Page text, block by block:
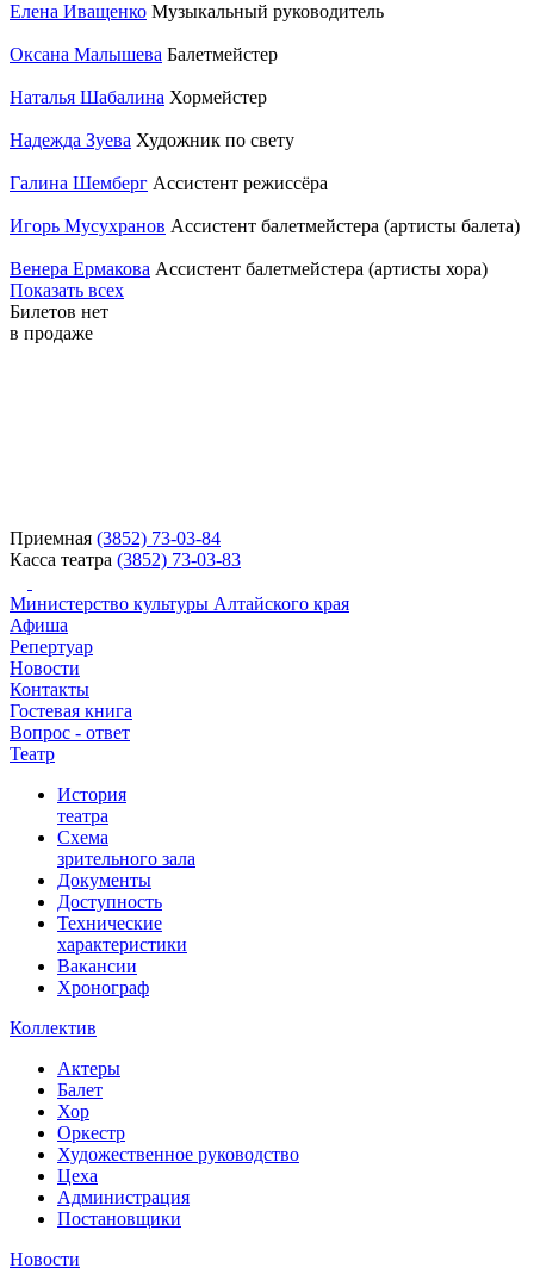
Елена Иващенко Музыкальный руководитель
Оксана Малышева Балетмейстер
Наталья Шабалина Хормейстер
Надежда Зуева Художник по свету
Галина Шемберг Ассистент режиссёра
Игорь Мусухранов Ассистент балетмейстера (артисты балета)
Венера Ермакова Ассистент балетмейстера (артисты хора)
Показать всех
Билетов нет
в продаже
Приемная (3852) 73-03-84
Касса театра (3852) 73-03-83
Министерство культуры Алтайского края
Афиша
Репертуар
Новости
Контакты
Гостевая книга
Вопрос - ответ
Театр
История
театра
Схема
зрительного зала
Документы
Доступность
Технические
характеристики
Вакансии
Хронограф
Коллектив
Актеры
Балет
Хор
Оркестр
Художественное руководство
Цеха
Администрация
Постановщики
Новости